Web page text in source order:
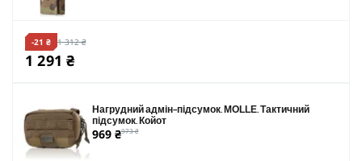
-21 ₴ 1 312 ₴
1 291 ₴
Нагрудний адмін-підсумок. MOLLE. Тактичний
підсумок. Койот
969 ₴973 ₴